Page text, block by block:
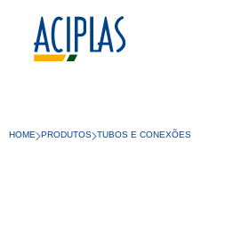
HOME PRODUTOS TUBOS E CONEXÕES